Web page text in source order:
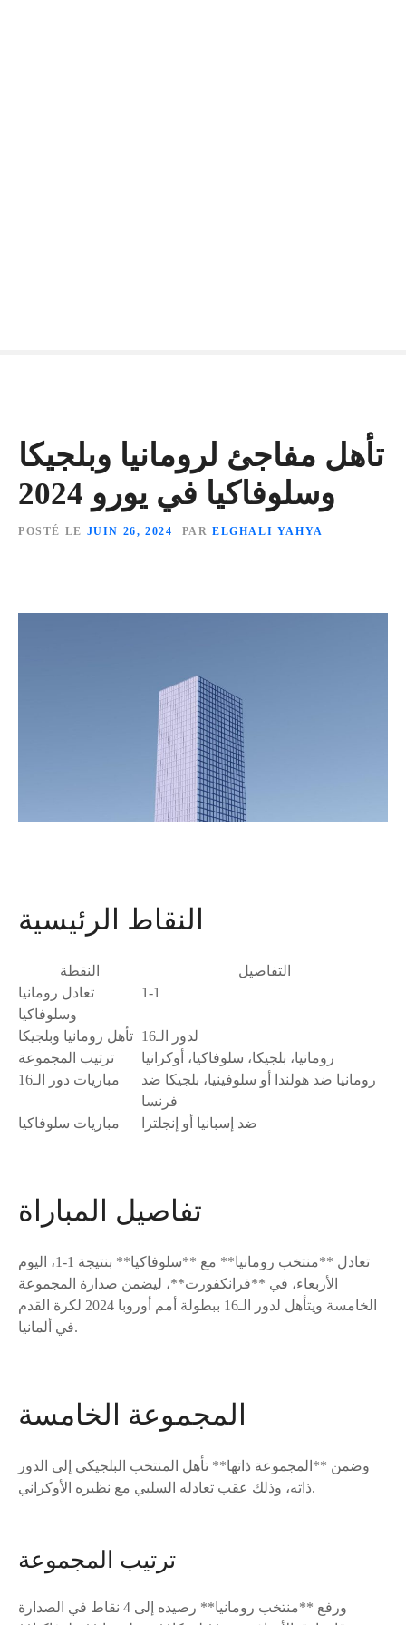
تأهل مفاجئ لرومانيا وبلجيكا
وسلوفاكيا في يورو 2024
POSTÉ LE JUIN 26, 2024 PAR ELGHALI YAHYA
النقاط الرئيسية
النقطة
التفاصيل
تعادل رومانيا
وسلوفاكيا
1-1
تأهل رومانيا وبلجيكا
لدور الـ16
ترتيب المجموعة
رومانيا، بلجيكا، سلوفاكيا، أوكرانيا
مباريات دور الـ16
رومانيا ضد هولندا أو سلوفينيا، بلجيكا ضد
فرنسا
مباريات سلوفاكيا
ضد إسبانيا أو إنجلترا
تفاصيل المباراة
تعادل **منتخب رومانيا** مع **سلوفاكيا** بنتيجة 1-1، اليوم
الأربعاء، في **فرانكفورت**، ليضمن صدارة المجموعة
الخامسة ويتأهل لدور الـ16 ببطولة أمم أوروبا 2024 لكرة القدم
في ألمانيا.
المجموعة الخامسة
وضمن **المجموعة ذاتها** تأهل المنتخب البلجيكي إلى الدور
ذاته، وذلك عقب تعادله السلبي مع نظيره الأوكراني.
ترتيب المجموعة
ورفع **منتخب رومانيا** رصيده إلى 4 نقاط في الصدارة